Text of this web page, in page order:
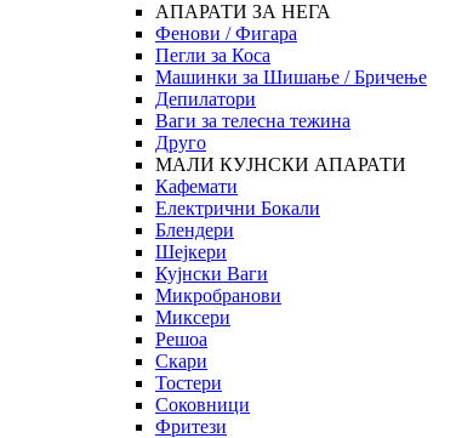
АПАРАТИ ЗА НЕГА
Фенови / Фигара
Пегли за Коса
Машинки за Шишање / Бричење
Депилатори
Ваги за телесна тежина
Друго
МАЛИ КУЈНСКИ АПАРАТИ
Кафемати
Електрични Бокали
Блендери
Шејкери
Кујнски Ваги
Микробранови
Миксери
Решоа
Скари
Тостери
Соковници
Фритези